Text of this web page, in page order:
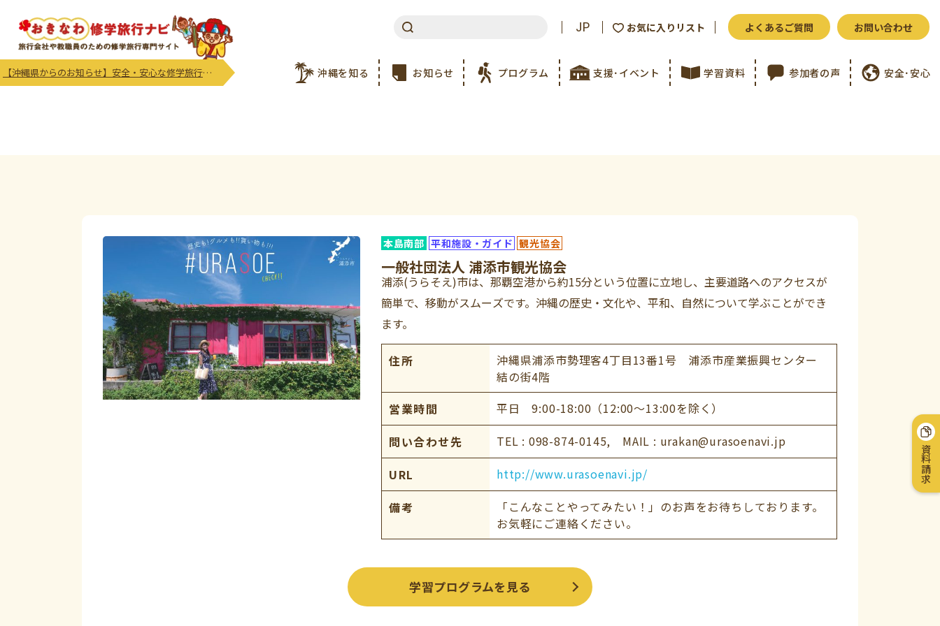
JP お気に入りリスト よくあるご質問 お問い合わせ
【沖縄県からのお知らせ】安全・安心な修学旅行等の実施及び受入れにかかる注意喚起及び御協力のお願い 沖縄を知る お知らせ プログラム 支援･イベント 学習資料 参加者の声 安全･安心
本島南部 平和施設・ガイド 観光協会
一般社団法人 浦添市観光協会
浦添(うらそえ)市は、那覇空港から約15分という位置に立地し、主要道路へのアクセスが
簡単で、移動がスムーズです。沖縄の歴史・文化や、平和、自然について学ぶことができ
ます。
住所
沖縄県浦添市勢理客4丁目13番1号 浦添市産業振興センター
結の街4階
営業時間
平日 9:00-18:00（12:00～13:00を除く）
問い合わせ先
TEL : 098-874-0145, MAIL : urakan@urasoenavi.jp
URL
http://www.urasoenavi.jp/
備考
「こんなことやってみたい！」のお声をお待ちしております。
お気軽にご連絡ください。
学習プログラムを見る
資料請求